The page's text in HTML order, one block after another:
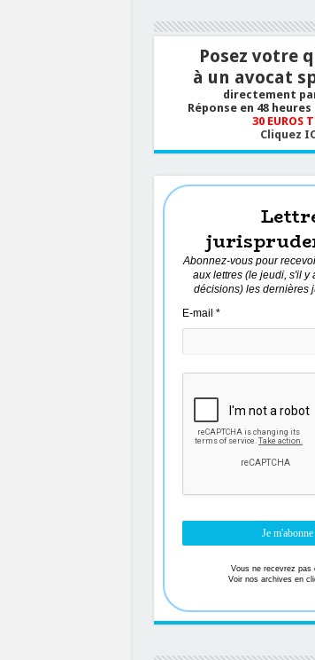
Posez votre
à un avocat
directement
Réponse en 48
30 EUROS
Cliquez
Abonnez-vous pour
aux lettres (le jeudi, s'il y
décisions) les dernières
E-mail *
Vous ne recevrez pas
Voir nos archives en